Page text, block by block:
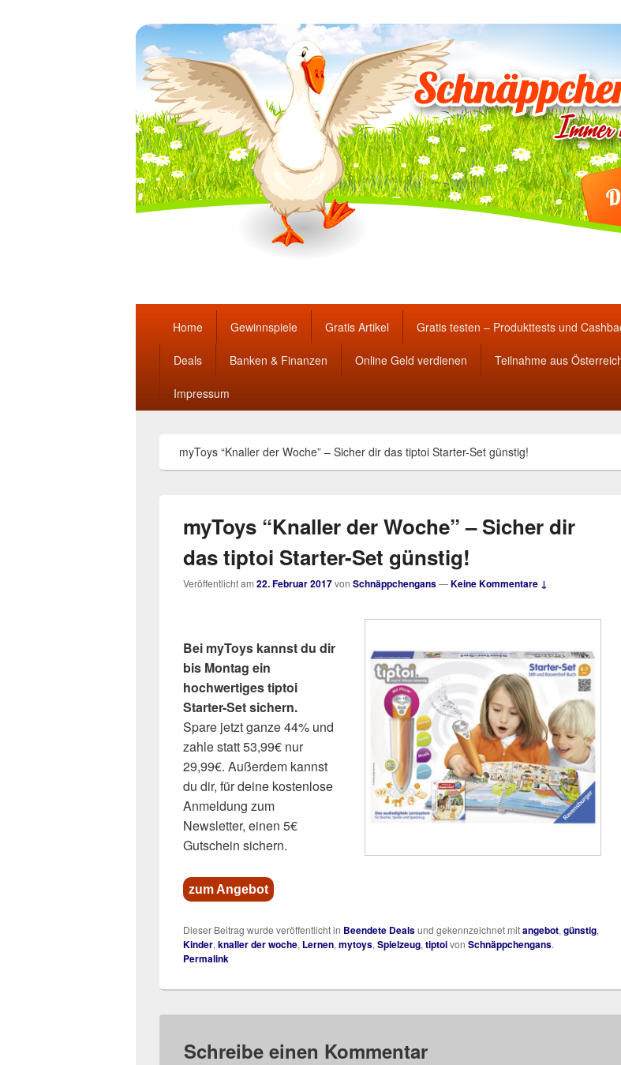
Täglich die besten Gewinnspiele
Home Gewinnspiele Gratis Artikel Gratis testen – Produkttests und
Deals Banken & Finanzen Online Geld verdienen Teilnahme aus
Impressum
myToys “Knaller der Woche” – Sicher dir das tiptoi Starter-Set günstig!
myToys “Knaller der Woche” – Sicher dir
das tiptoi Starter-Set günstig!
Veröffentlicht am 22. Februar 2017von Schnäppchengans—Keine Kommentare ↓
Bei myToys kannst du dir
bis Montag ein
hochwertiges tiptoi
Starter-Set sichern.
Spare jetzt ganze 44% und
zahle statt 53,99€ nur
29,99€. Außerdem kannst
du dir, für deine kostenlose
Anmeldung zum
Newsletter, einen 5€
Gutschein sichern.
zum Angebot
Dieser Beitrag wurde veröffentlicht in Beendete Dealsund gekennzeichnet mitangebot, günstig,
Kinder, knaller der woche, Lernen, mytoys, Spielzeug, tiptoivon Schnäppchengans.
Permalink
Schreibe einen Kommentar